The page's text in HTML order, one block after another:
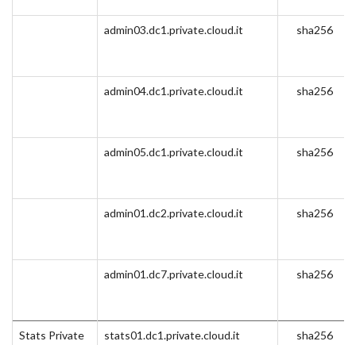
admin03.dc1.private.cloud.it sha256
admin04.dc1.private.cloud.it sha256
admin05.dc1.private.cloud.it sha256
admin01.dc2.private.cloud.it sha256
admin01.dc7.private.cloud.it sha256
Stats Private stats01.dc1.private.cloud.it sha256